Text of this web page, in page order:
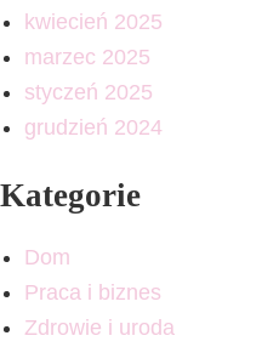
kwiecień 2025
marzec 2025
styczeń 2025
grudzień 2024
Kategorie
Dom
Praca i biznes
Zdrowie i uroda